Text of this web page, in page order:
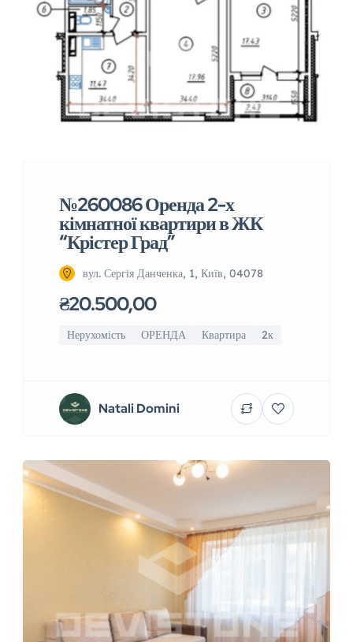
№260086 Оренда 2-х
кімнатної квартири в ЖК
“Крістер Град”
вул. Сергія Данченка, 1, Київ, 04078
₴20.500,00
Нерухомість ОРЕНДА Квартира 2к
Natali Domini